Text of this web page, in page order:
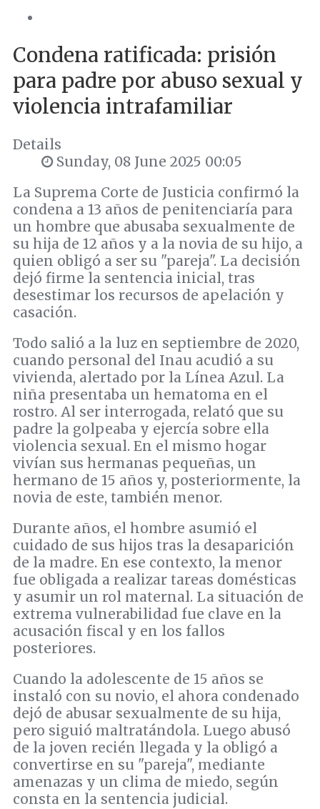
Condena ratificada: prisión
para padre por abuso sexual y
violencia intrafamiliar
Details
Sunday, 08 June 2025 00:05
La Suprema Corte de Justicia confirmó la
condena a 13 años de penitenciaría para
un hombre que abusaba sexualmente de
su hija de 12 años y a la novia de su hijo, a
quien obligó a ser su "pareja". La decisión
dejó firme la sentencia inicial, tras
desestimar los recursos de apelación y
casación.
Todo salió a la luz en septiembre de 2020,
cuando personal del Inau acudió a su
vivienda, alertado por la Línea Azul. La
niña presentaba un hematoma en el
rostro. Al ser interrogada, relató que su
padre la golpeaba y ejercía sobre ella
violencia sexual. En el mismo hogar
vivían sus hermanas pequeñas, un
hermano de 15 años y, posteriormente, la
novia de este, también menor.
Durante años, el hombre asumió el
cuidado de sus hijos tras la desaparición
de la madre. En ese contexto, la menor
fue obligada a realizar tareas domésticas
y asumir un rol maternal. La situación de
extrema vulnerabilidad fue clave en la
acusación fiscal y en los fallos
posteriores.
Cuando la adolescente de 15 años se
instaló con su novio, el ahora condenado
dejó de abusar sexualmente de su hija,
pero siguió maltratándola. Luego abusó
de la joven recién llegada y la obligó a
convertirse en su "pareja", mediante
amenazas y un clima de miedo, según
consta en la sentencia judicial.